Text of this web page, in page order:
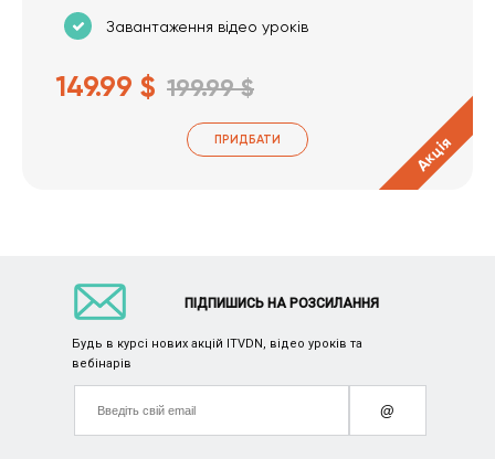
Завантаження відео уроків
149.99 $ 199.99 $
ПРИДБАТИ Акція
ПІДПИШИСЬ НА РОЗСИЛАННЯ
Будь в курсі нових акцій ITVDN, відео уроків та
вебінарів
@